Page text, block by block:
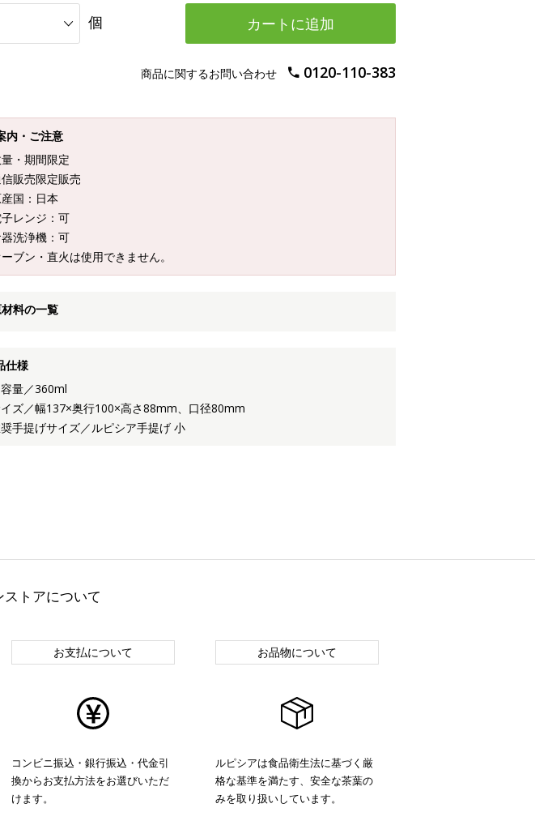
個 カートに追加
商品に関するお問い合わせ 0120-110-383
内・ご注意
・期間限定
販売限定販売
国：日本
レンジ：可
洗浄機：可
ブン・直火は使用できません。
料の一覧
仕様
量／360ml
ズ／幅137×奥行100×高さ88mm、口径80mm
手提げサイズ／ルピシア手提げ 小
トアについて
お支払について
コンビニ振込・銀行振込・代金引
換からお支払方法をお選びいただ
けます。
お品物について
ルピシアは食品衛生法に基づく厳
格な基準を満たす、安全な茶葉の
みを取り扱いしています。